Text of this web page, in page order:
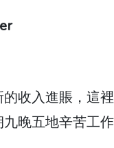
收入進賬，這
晚五地辛苦工